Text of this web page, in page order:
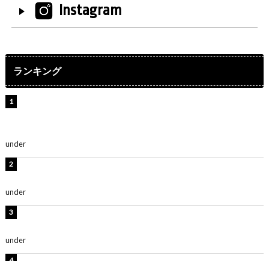
Instagram
ランキング
under
under
under